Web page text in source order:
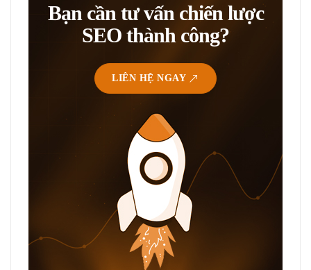
Bạn cần tư vấn chiến lược
SEO thành công?
LIÊN HỆ NGAY